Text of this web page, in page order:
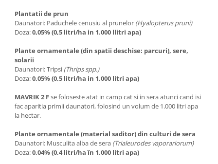
Plantatii de prun
Daunatori: Paduchele cenusiu al prunelor (Hyalopterus pruni)
Doza:0,05% (0,5 litri/ha in 1.000 llitri apa)
Plante ornamentale (din spatii deschise: parcuri), sere,
solarii
Daunatori: Tripsi (Thrips spp.)
Doza:0,05% (0,5 litri/ha in 1.000 litri apa)
MAVRIK 2 Fse foloseste atat in camp cat si in sera atunci cand isi
fac aparitia primii daunatori, folosind un volum de 1.000 litri apa
la hectar.
Plante ornamentale (material saditor) din culturi de sera
Daunatori: Musculita alba de sera (Trialeurodes vaporariorum)
Doza:0,04% (0,4 litri/ha în 1.000 litri apa)